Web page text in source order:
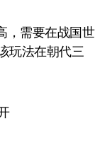
需要在战国世
玩法在朝代三